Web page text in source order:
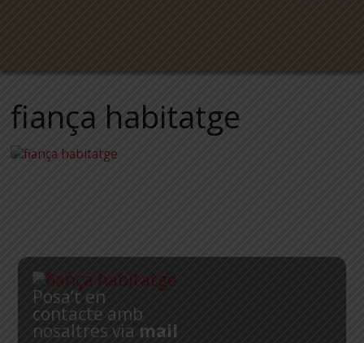
fiança habitatge
Posa’t en
contacte amb
nosaltres via mail